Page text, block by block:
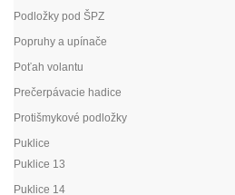
Podložky pod ŠPZ
Popruhy a upínače
Poťah volantu
Prečerpávacie hadice
Protišmykové podložky
Puklice
Puklice 13
Puklice 14